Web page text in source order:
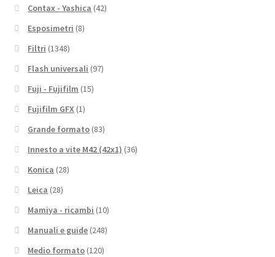
Contax - Yashica (42)
Esposimetri (8)
Filtri (1348)
Flash universali (97)
Fuji - Fujifilm (15)
Fujifilm GFX (1)
Grande formato (83)
Innesto a vite M42 (42x1) (36)
Konica (28)
Leica (28)
Mamiya - ricambi (10)
Manuali e guide (248)
Medio formato (120)